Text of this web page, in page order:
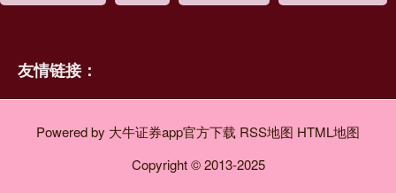
友情链接：
Powered by 大牛证券app官方下载 RSS地图 HTML地图
Copyright© 2013-2025